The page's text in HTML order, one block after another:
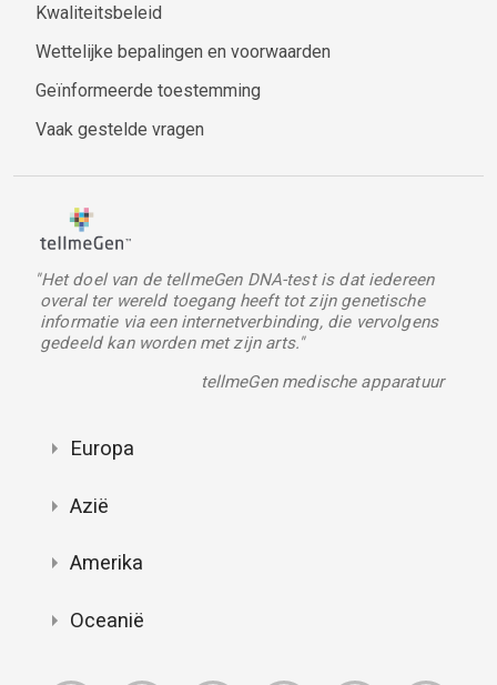
Kwaliteitsbeleid
Wettelijke bepalingen en voorwaarden
Geïnformeerde toestemming
Vaak gestelde vragen
"Het doel van de tellmeGen DNA-test is dat iedereen
overal ter wereld toegang heeft tot zijn genetische
informatie via een internetverbinding, die vervolgens
gedeeld kan worden met zijn arts."
tellmeGen medische apparatuur
Europa
Azië
Amerika
Oceanië